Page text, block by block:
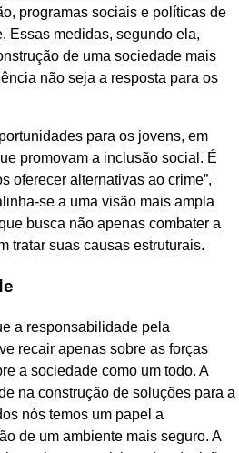
programas sociais e políticas de
Essas medidas, segundo ela,
de uma sociedade mais
não seja a resposta para os
para os jovens, em
promovam a inclusão social. É
oferecer alternativas ao crime”,
se a uma visão mais ampla
busca não apenas combater a
tratar suas causas estruturais.
a responsabilidade pela
recair apenas sobre as forças
a sociedade como um todo. A
na construção de soluções para a
nós temos um papel a
de um ambiente mais seguro. A